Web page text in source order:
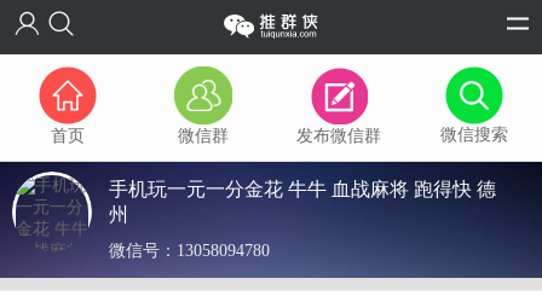
首页 微信群 发布微信群 微信搜索
手机玩一元一分金花 牛牛 血战麻将 跑得快 德
州
微信号： 13058094780